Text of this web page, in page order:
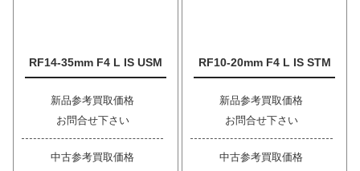
RF14-35mm F4 L IS USM
新品参考買取価格
お問合せ下さい
中古参考買取価格
RF10-20mm F4 L IS STM
新品参考買取価格
お問合せ下さい
中古参考買取価格